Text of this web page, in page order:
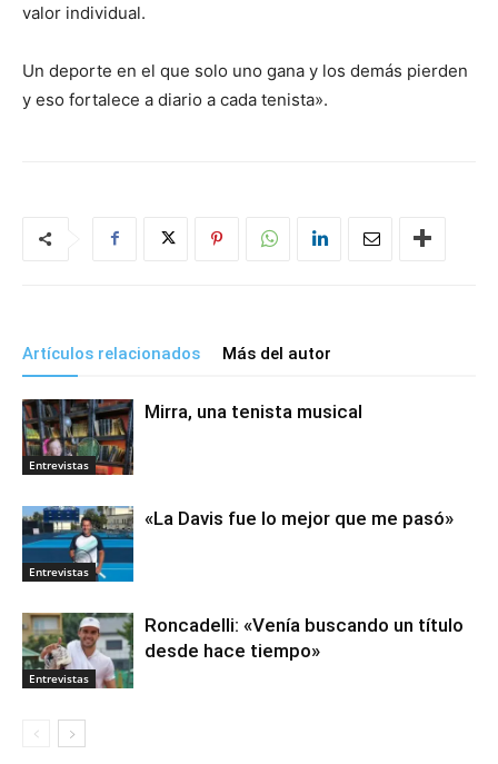
valor individual.
Un deporte en el que solo uno gana y los demás pierden
y eso fortalece a diario a cada tenista».
Artículos relacionados Más del autor
Entrevistas
Mirra, una tenista musical
Entrevistas
«La Davis fue lo mejor que me pasó»
Entrevistas
Roncadelli: «Venía buscando un título
desde hace tiempo»